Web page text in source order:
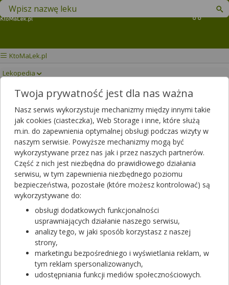
Koszyk
Znajdź lek w swojej okolicy
KtoMaLek.pl
Lekopedia
SPIRONOL Drukuj/Zapisz
Twoja prywatność jest dla nas ważna
Nasz serwis wykorzystuje mechanizmy między innymi takie
jak cookies (ciasteczka), Web Storage i inne, które służą
m.in. do zapewnienia optymalnej obsługi podczas wizyty w
naszym serwisie. Powyższe mechanizmy mogą być
wykorzystywane przez nas jak i przez naszych partnerów.
Część z nich jest niezbędna do prawidłowego działania
serwisu, w tym zapewnienia niezbędnego poziomu
bezpieczeństwa, pozostałe (które możesz kontrolować) są
wykorzystywane do:
obsługi dodatkowych funkcjonalności
usprawniających działanie naszego serwisu,
analizy tego, w jaki sposób korzystasz z naszej
strony,
marketingu bezpośredniego i wyświetlania reklam, w
tym reklam spersonalizowanych,
udostępniania funkcji mediów społecznościowych.